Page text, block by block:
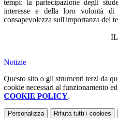
tempi: la partecipazione degli
interesse e della loro volontà
consapevolezza sull'importanza del
IL DIRIGENTE
Prof.ssa
Notizie
Questo sito o gli strumenti terzi da
cookie necessari al funzionamento
COOKIE POLICY.
Personalizza Rifiuta tutti i cookies